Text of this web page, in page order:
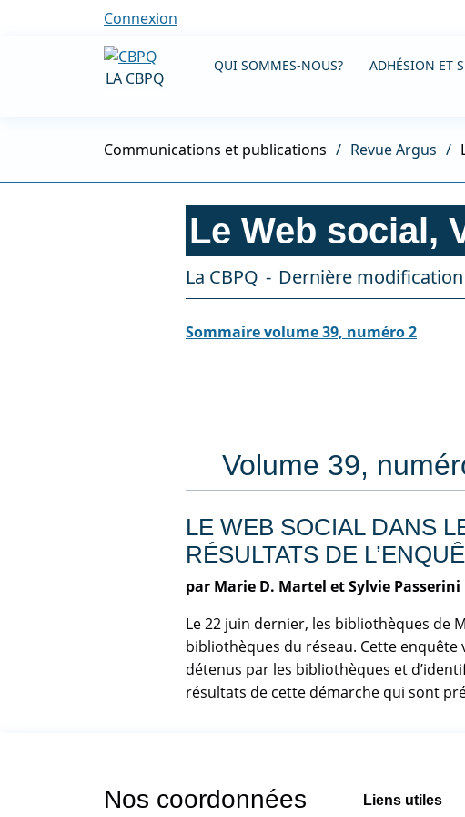
Connexion
LA CBPQ
QUI SOMMES-NOUS? ADHÉSION ET
Communications et publications Revue Argus
Le Web social,
La CBPQ Dernière
Sommaire volume 39, numéro 2
Volume 39,
LE WEB SOCIAL DANS
RÉSULTATS DE
par Marie D. Martel et Sylvie Passerini
Le 22 juin dernier, les bibliothèques de
bibliothèques du réseau. Cette
détenus par les bibliothèques et
résultats de cette démarche qui sont
Nos coordonnées Liens utiles